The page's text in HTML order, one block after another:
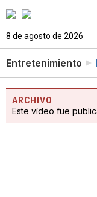
8 de agosto de 2026
Entretenimiento
ARCHIVO
Este vídeo fue